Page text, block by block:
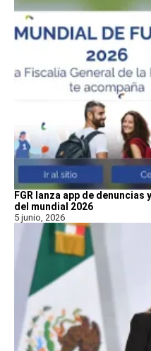
FGR lanza app de
del mundial 2026
5 junio, 2026